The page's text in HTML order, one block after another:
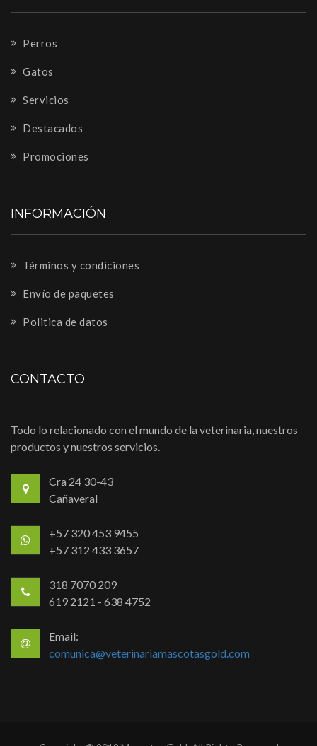
Perros
Gatos
Servicios
Destacados
Promociones
INFORMACIÓN
Términos y condiciones
Envío de paquetes
Politica de datos
CONTACTO
Todo lo relacionado con el mundo de la veterinaria, nuestros
productos y nuestros servicios.
Cra 24 30-43
Cañaveral
+57 320 453 9455
+57 312 433 3657
318 7070 209
619 2121 - 638 4752
Email:
comunica@veterinariamascotasgold.com